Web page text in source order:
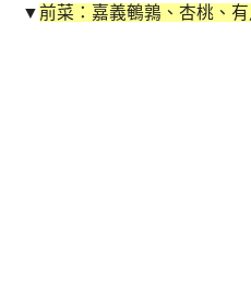
▼前菜：嘉義鵪鶉、杏桃、